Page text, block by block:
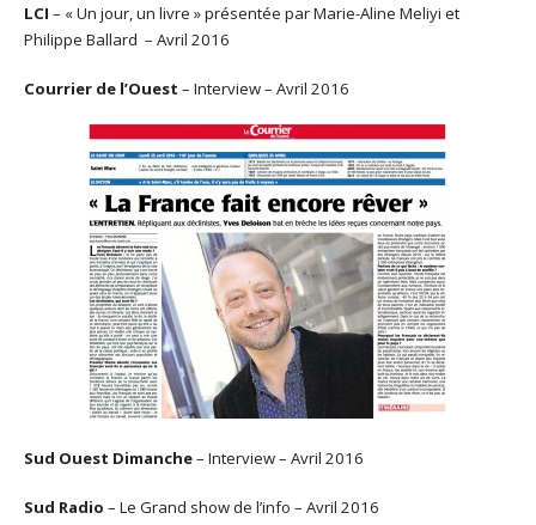
LCI – « Un jour, un livre » présentée par Marie-Aline Meliyi et
Philippe Ballard – Avril 2016
Courrier de l’Ouest – Interview – Avril 2016
Sud Ouest Dimanche– Interview – Avril 2016
Sud Radio – Le Grand show de l’info – Avril 2016